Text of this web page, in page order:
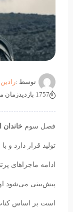
توسط :
1757 بازدید
زمان
فصل سوم خاندان
تولید قرار دارد و
ادامه ماجراهای